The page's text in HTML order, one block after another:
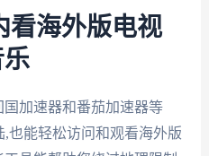
看海外版电视
加速器和番茄加速器等
也能轻松访问和观看海外版